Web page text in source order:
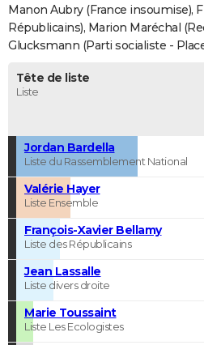
Bricolage
Lifestyle
Culture
Sport
Auto
Television
Voyage
Cinema
Manon Aubry (France insoumise),
Républicains), Marion Maréchal
Glucksmann (Parti socialiste -
Tête de liste
Liste
Jordan Bardella
Liste du Rassemblement National
Valérie Hayer
Liste Ensemble
François-Xavier Bellamy
Liste des Républicains
Jean Lassalle
Liste divers droite
Marie Toussaint
Liste Les Ecologistes